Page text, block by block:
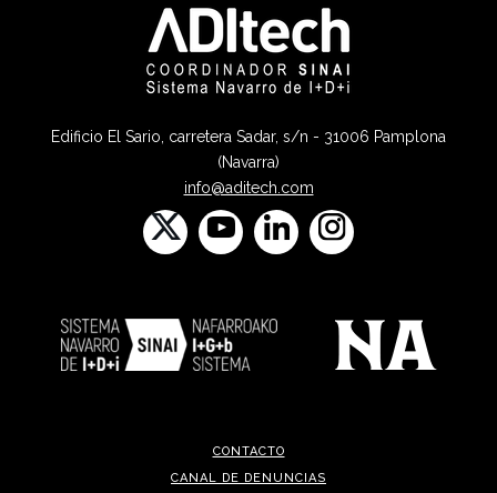
Edificio El Sario, carretera Sadar, s/n - 31006 Pamplona
(Navarra)
info@aditech.com
CONTACTO
CANAL DE DENUNCIAS